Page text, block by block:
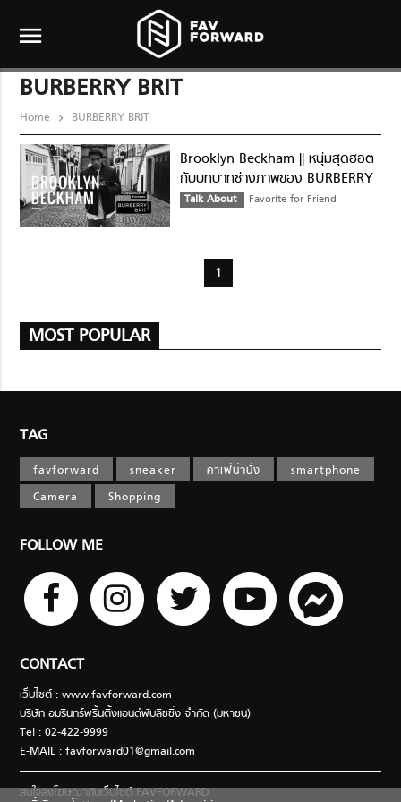
menu
BURBERRY BRIT
Home BURBERRY BRIT
Brooklyn Beckham || หนุ่มสุดฮอต
กับบทบาทช่างภาพของ BURBERRY
BRIT
Talk About Favorite for Friend
1
MOST POPULAR
TAG
favforward sneaker คาเฟ่น่านั่ง
smartphone
Camera
Shopping
FOLLOW ME
CONTACT
เว็บไซต์ : www.favforward.com
บริษัท อมรินทร์พริ้นติ้งแอนด์พับลิชชิ่ง จำกัด (มหาชน)
Tel : 02-422-9999
E-MAIL :favforward01@gmail.com
สนใจลงโฆษณากับเว็บไซต์ FAVFORWARD